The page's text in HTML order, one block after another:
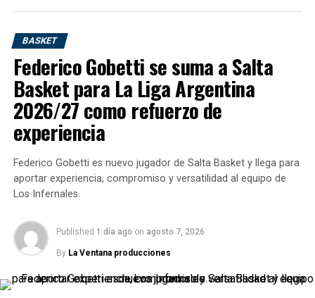
vez el local pudo correr mejor la cancha, atacar con más
El primer cuarto ya marcó una tendencia. San Isidro se
quedó con el parcial
, mostrando mayor claridad
para resolver, mejores lecturas en ataque y una defensa
más activa para limitar al Granate. Esa ventaja inicial no
jugar con otra confianza.
partida, pero el ataque fluyó
mucho más
BASKET
Federico Gobetti se suma a Salta
Basket para La Liga Argentina
2026/27 como refuerzo de
experiencia
Federico Gobetti es nuevo jugador de Salta Basket y llega para
aportar experiencia, compromiso y versatilidad al equipo de
Los Infernales.
Published 1 día ago on agosto 7, 2026
By La Ventana producciones